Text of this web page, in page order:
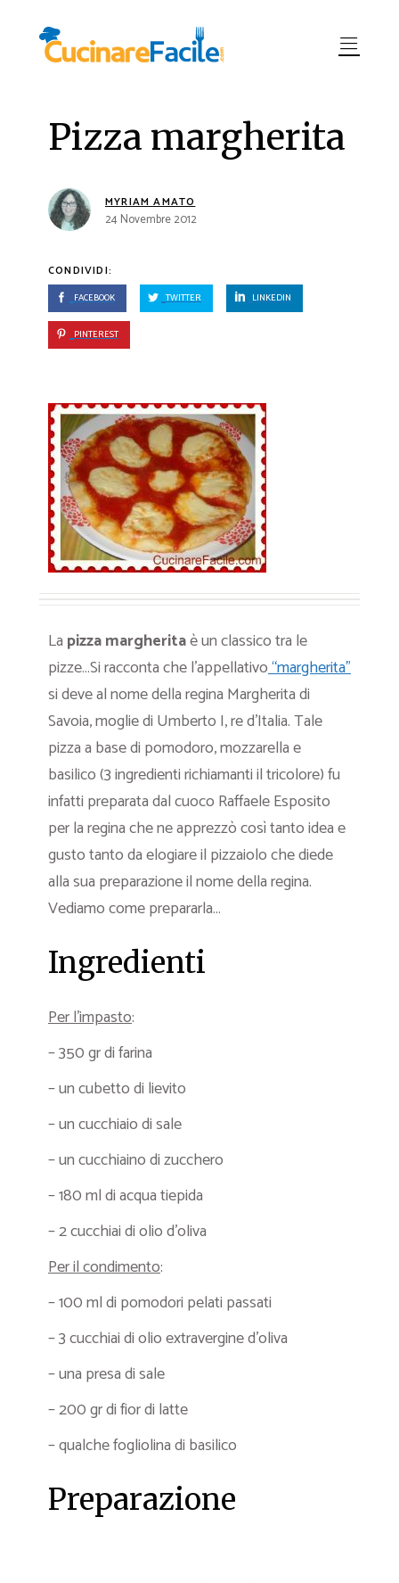
Pizza margherita
MYRIAM AMATO
24 Novembre 2012
CONDIVIDI:
FACEBOOK TWITTER LINKEDIN
PINTEREST
La pizza margheritaè un classico tra le
pizze…Si racconta che l’appellativo“margherita”
si deve al nome della regina Margherita di
Savoia, moglie di Umberto I, re d’Italia. Tale
pizza a base di pomodoro, mozzarella e
basilico (3 ingredienti richiamanti il tricolore) fu
infatti preparata dal cuoco Raffaele Esposito
per la regina che ne apprezzò così tanto idea e
gusto tanto da elogiare il pizzaiolo che diede
alla sua preparazione il nome della regina.
Vediamo come prepararla…
Ingredienti
Per l’impasto:
– 350 gr di farina
– un cubetto di lievito
– un cucchiaio di sale
– un cucchiaino di zucchero
– 180 ml di acqua tiepida
– 2 cucchiai di olio d’oliva
Per il condimento:
– 100 ml di pomodori pelati passati
– 3 cucchiai di olio extravergine d’oliva
– una presa di sale
– 200 gr di fior di latte
– qualche fogliolina di basilico
Preparazione